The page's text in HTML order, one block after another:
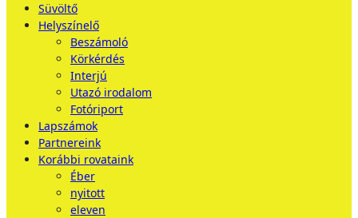
Süvöltő
Helyszínelő
Beszámoló
Körkérdés
Interjú
Utazó irodalom
Fotóriport
Lapszámok
Partnereink
Korábbi rovataink
Éber
nyitott
eleven